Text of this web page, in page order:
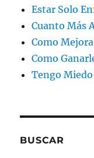
Estar Solo
Cuanto Más
Como
Como
Tengo
BUSCAR